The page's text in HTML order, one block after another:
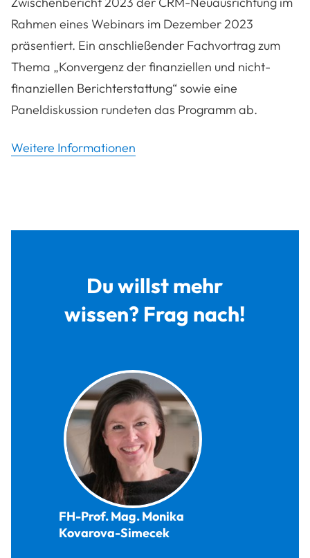
Rahmen eines Webinars im Dezember 2023
präsentiert. Ein anschließender Fachvortrag zum
Thema „Konvergenz der finanziellen und nicht-
finanziellen Berichterstattung“ sowie eine
Paneldiskussion rundeten das Programm ab.
Weitere Informationen
Du willst mehr
wissen? Frag nach!
FH-Prof. Mag.Monika
Kovarova-Simecek